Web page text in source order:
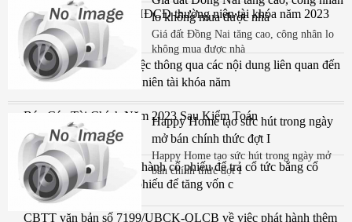
Thông báo mời họp ĐHĐCĐ thường niên tài khóa năm 2023
ngày 4.4.24
Nghị Quyết số 01 về việc thông qua các nội dung liên quan đến
tổ chức ĐHCĐ thường niên tài khóa năm
Báo Cáo Tài Chính Năm 2023 Sau Kiểm Toán
Công bố thông tin phát hành cổ phiếu để trả cổ tức bằng cổ
phiếu và phát hành cổ phiếu để tăng vốn c
CBTT văn bản số 7199/UBCK-QLCB về việc phát hành thêm
lo không mua được nhà
Giá đất Đồng Nai tăng cao, công nhân lo
không mua được nhà
Happy Home tạo sức hút trong ngày
mở bán chính thức đợt I
Happy Home tạo sức hút trong ngày mở
bán chính thức đợt I